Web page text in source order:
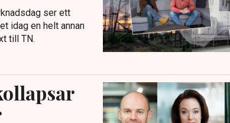
ser ett
idag en helt annan
till TN.